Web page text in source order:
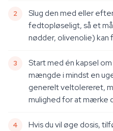
Slug den med eller
fedtopløseligt, så et
nødder, olivenolie) kan
Start med én kapsel
mængde i mindst en
generelt veltolereret,
mulighed for at mærke
Hvis du vil øge dosis,